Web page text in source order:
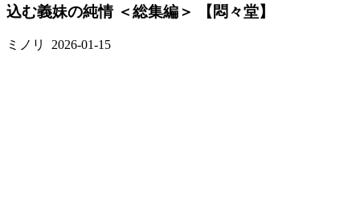
込む義妹の純情 ＜総集編＞ 【悶々堂】
ミノリ 2026-01-15